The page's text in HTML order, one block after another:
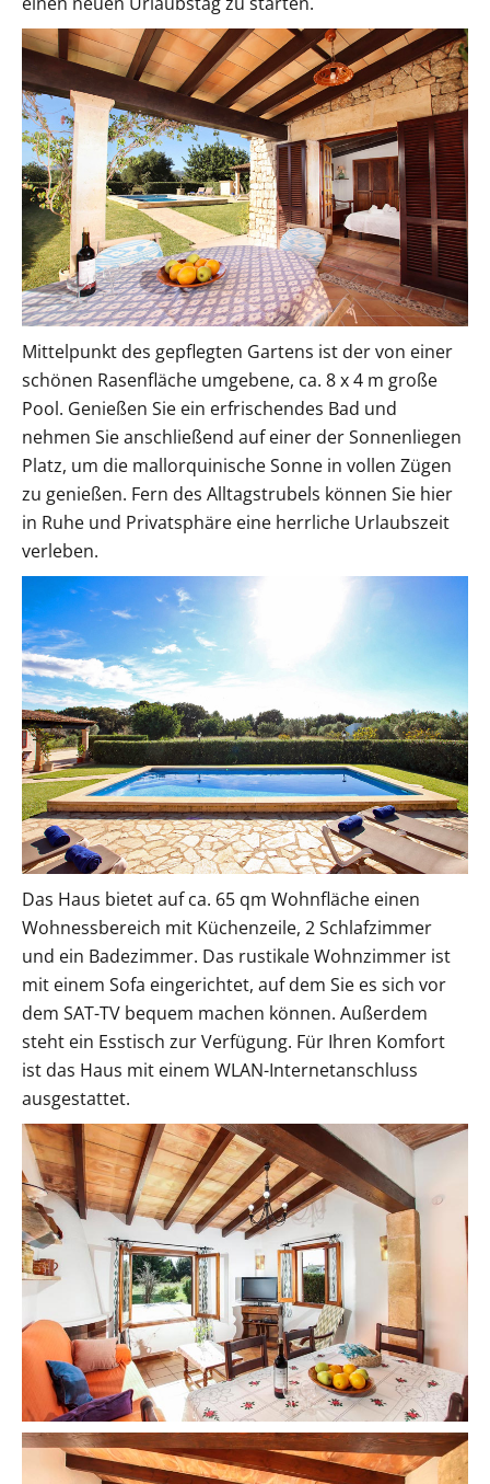
Mittelpunkt des gepflegten Gartens ist der von einer
schönen Rasenfläche umgebene, ca. 8 x 4 m große
Pool. Genießen Sie ein erfrischendes Bad und
nehmen Sie anschließend auf einer der Sonnenliegen
Platz, um die mallorquinische Sonne in vollen Zügen
zu genießen. Fern des Alltagstrubels können Sie hier
in Ruhe und Privatsphäre eine herrliche Urlaubszeit
verleben.
Das Haus bietet auf ca. 65 qm Wohnfläche einen
Wohnessbereich mit Küchenzeile, 2 Schlafzimmer
und ein Badezimmer. Das rustikale Wohnzimmer ist
mit einem Sofa eingerichtet, auf dem Sie es sich vor
dem SAT-TV bequem machen können. Außerdem
steht ein Esstisch zur Verfügung. Für Ihren Komfort
ist das Haus mit einem WLAN-Internetanschluss
ausgestattet.